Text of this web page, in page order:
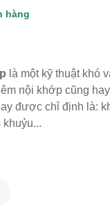
hàng
là một kỹ thuật khó
nội khớp cũng
được chỉ định là: